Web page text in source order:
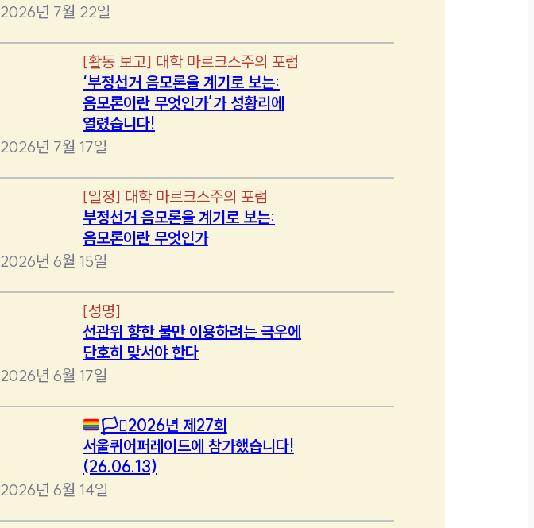
2026년 7월 22일
[활동 보고] 대학 마르크스주의 포럼
‘부정선거 음모론을 계기로 보는:
음모론이란 무엇인가’가 성황리에
열렸습니다!
2026년 7월 17일
[일정] 대학 마르크스주의 포럼
부정선거 음모론을 계기로 보는:
음모론이란 무엇인가
2026년 6월 15일
[성명]
선관위 향한 불만 이용하려는 극우에
단호히 맞서야 한다
2026년 6월 17일
🏳️‍⚧️2026년 제27회
서울퀴어퍼레이드에 참가했습니다!
(26.06.13)
2026년 6월 14일